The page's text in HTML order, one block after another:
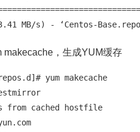
MB/s) - ‘Centos-
makecache，生成YUM缓存
yum makecache
from cached hostfile